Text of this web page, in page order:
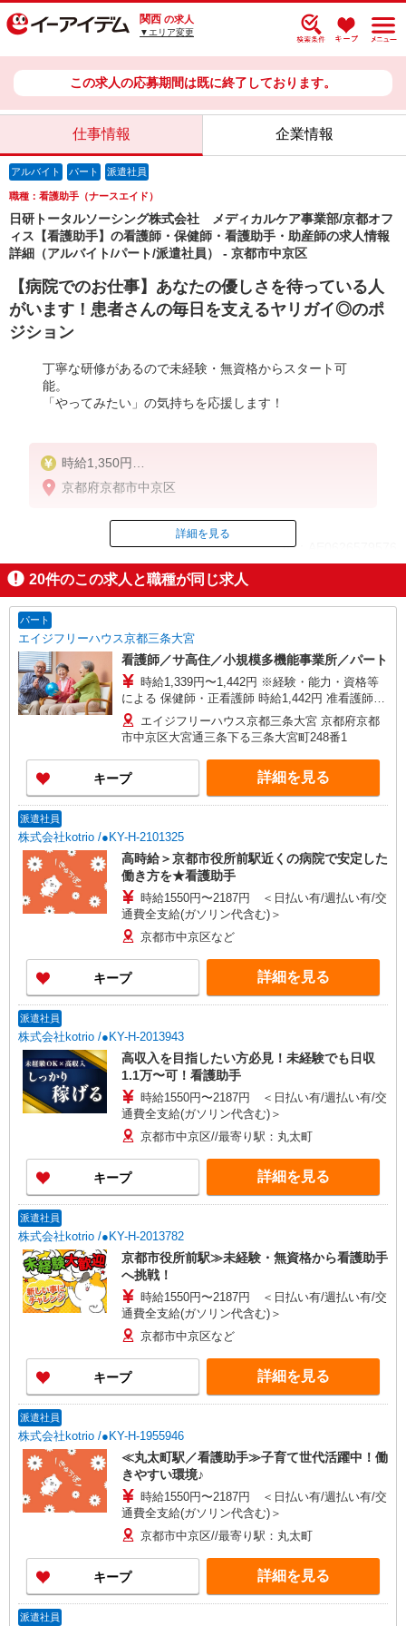
関西 の求人
▼エリア変更
この求人の応募期間は既に終了しております。
仕事情報 企業情報
アルバイト パート 派遣社員
職種：看護助手（ナースエイド）
日研トータルソーシング株式会社 メディカルケア事業部/京都オフ
ィス【看護助手】の看護師・保健師・看護助手・助産師の求人情報
詳細（アルバイト/パート/派遣社員） - 京都市中京区
【病院でのお仕事】あなたの優しさを待っている人
がいます！患者さんの毎日を支えるヤリガイ◎のポ
ジション
丁寧な研修があるので未経験・無資格からスタート可
能。
「やってみたい」の気持ちを応援します！
時給1,350円
★週払いOK（規定あり）
京都府京都市中京区
ID：AE0626579576
掲載期間終了
詳細を見る
20件のこの求人と職種が同じ求人
パート
エイジフリーハウス京都三条大宮
看護師／サ高住／小規模多機能事業所／パート
時給1,339円〜1,442円 ※経験・能力・資格等
による 保健師・正看護師 時給1,442円 准看護師
時給1,339円 〇時間外勤務手当 〇土日祝勤務手当
〇年末年始勤務手当 〇早朝7:00〜8:00/夜間
18:00〜20:00は時給25％UP
エイジフリーハウス京都三条大宮 京都府京都
市中京区大宮通三条下る三条大宮町248番1
キープ 詳細を見る
派遣社員
株式会社kotrio /●KY-H-2101325
高時給＞京都市役所前駅近くの病院で安定した
働き方を★看護助手
時給1550円〜2187円 ＜日払い有/週払い有/交
通費全支給(ガソリン代含む)＞
京都市中京区など
キープ 詳細を見る
派遣社員
株式会社kotrio /●KY-H-2013943
高収入を目指したい方必見！未経験でも日収
1.1万〜可！看護助手
時給1550円〜2187円 ＜日払い有/週払い有/交
通費全支給(ガソリン代含む)＞
京都市中京区//最寄り駅：丸太町
キープ 詳細を見る
派遣社員
株式会社kotrio /●KY-H-2013782
京都市役所前駅≫未経験・無資格から看護助手
へ挑戦！
時給1550円〜2187円 ＜日払い有/週払い有/交
通費全支給(ガソリン代含む)＞
京都市中京区など
キープ 詳細を見る
派遣社員
株式会社kotrio /●KY-H-1955946
≪丸太町駅／看護助手≫子育て世代活躍中！働
きやすい環境♪
時給1550円〜2187円 ＜日払い有/週払い有/交
通費全支給(ガソリン代含む)＞
京都市中京区//最寄り駅：丸太町
キープ 詳細を見る
派遣社員